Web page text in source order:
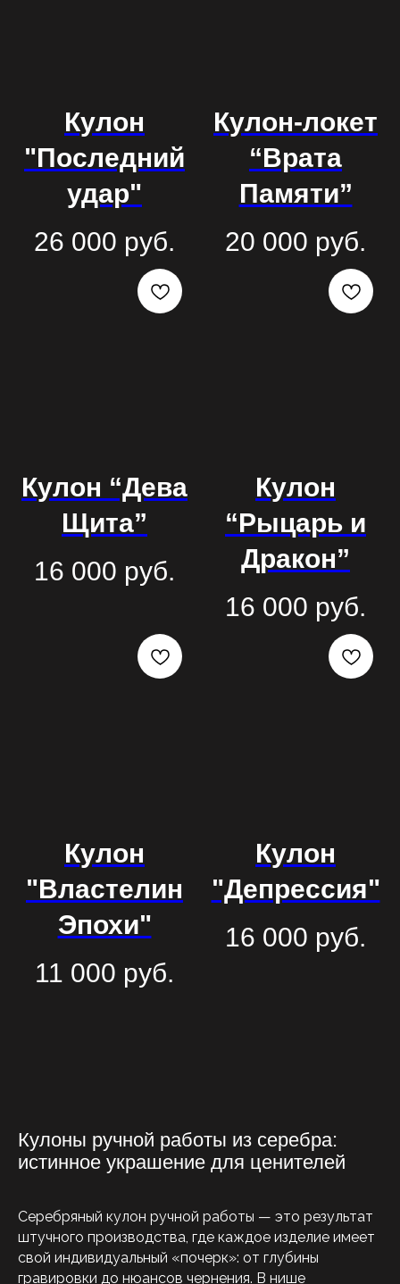
Кулон
"Последний
удар"
26 000 руб.
Кулон-локет
“Врата
Памяти”
20 000 руб.
Кулон “Дева
Щита”
16 000 руб.
Кулон
“Рыцарь и
Дракон”
16 000 руб.
Кулон
"Властелин
Эпохи"
11 000 руб.
Кулон
"Депрессия"
16 000 руб.
Кулоны ручной работы из серебра:
истинное украшение для ценителей
Серебряный кулон ручной работы — это результат
штучного производства, где каждое изделие имеет
свой индивидуальный «почерк»: от глубины
гравировки до нюансов чернения. В нише